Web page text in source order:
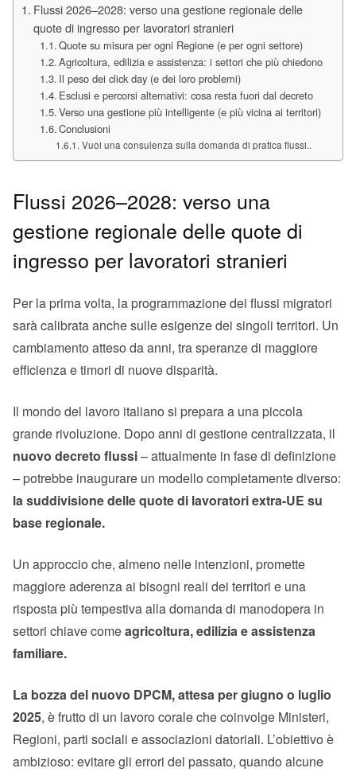
Flussi 2026–2028: verso una gestione regionale delle
quote di ingresso per lavoratori stranieri
Quote su misura per ogni Regione (e per ogni settore)
Agricoltura, edilizia e assistenza: i settori che più chiedono
Il peso dei click day (e dei loro problemi)
Esclusi e percorsi alternativi: cosa resta fuori dal decreto
Verso una gestione più intelligente (e più vicina ai territori)
Conclusioni
Vuoi una consulenza sulla domanda di pratica flussi..
Flussi 2026–2028: verso una
gestione regionale delle quote di
ingresso per lavoratori stranieri
Per la prima volta, la programmazione dei flussi migratori
sarà calibrata anche sulle esigenze dei singoli territori. Un
cambiamento atteso da anni, tra speranze di maggiore
efficienza e timori di nuove disparità.
Il mondo del lavoro italiano si prepara a una piccola
grande rivoluzione. Dopo anni di gestione centralizzata, il
nuovo decreto flussi– attualmente in fase di definizione
– potrebbe inaugurare un modello completamente diverso:
la suddivisione delle quote di lavoratori extra-UE su
base regionale.
Un approccio che, almeno nelle intenzioni, promette
maggiore aderenza ai bisogni reali dei territori e una
risposta più tempestiva alla domanda di manodopera in
settori chiave comeagricoltura, edilizia e assistenza
familiare.
La bozza del nuovo DPCM, attesa per giugno o luglio
2025, è frutto di un lavoro corale che coinvolge Ministeri,
Regioni, parti sociali e associazioni datoriali. L’obiettivo è
ambizioso: evitare gli errori del passato, quando alcune